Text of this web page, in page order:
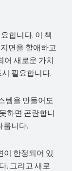
합니다. 이 책
면을 할애하고
어 새로운 가치
필요합니다.
템을 만들어도
하면 곤란합니
룹니다.
이 한정되어 있
. 그리고 새로